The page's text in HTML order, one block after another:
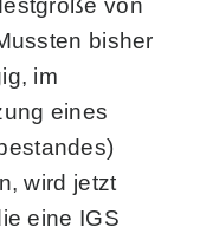
von
bisher
im
eines
wird jetzt
eine IGS